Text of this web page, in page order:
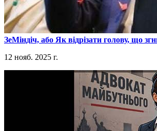
​ЗеМіндіч, або Як відрізати голову, що
12 нояб. 2025 г.